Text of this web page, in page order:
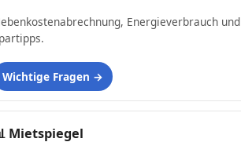
Energieverbrauch und
Wichtige Fragen
Mietspiegel